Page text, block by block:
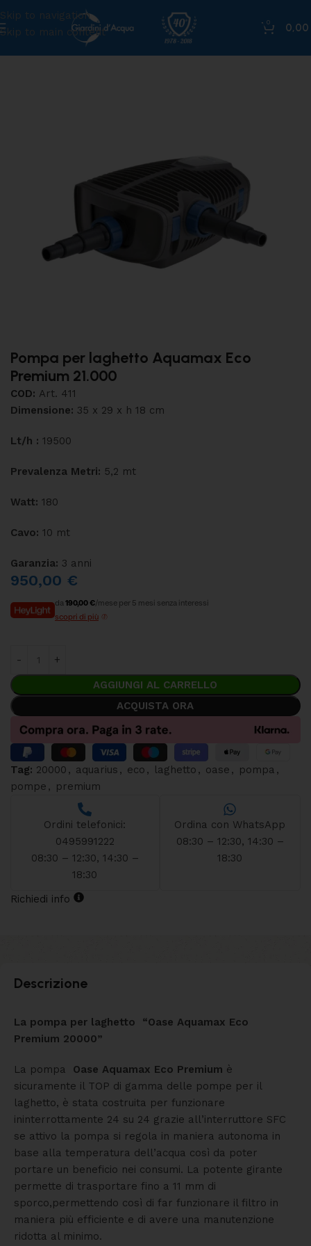
Skip to navigation
Skip to main content
0
0,00
Pompa per laghetto Aquamax Eco
Premium 21.000
COD: Art. 411
Dimensione: 35 x 29 x h 18 cm
Lt/h : 19500
Prevalenza Metri: 5,2 mt
Watt: 180
Cavo: 10 mt
Garanzia: 3 anni
950,00 €
da 190,00 €/mese per 5 mesi senza interessi
scopri di più
AGGIUNGI AL CARRELLO
ACQUISTA ORA
Tag: 20000 , aquarius , eco , laghetto , oase , pompa ,
pompe , premium
Ordini telefonici:
0495991222
08:30 – 12:30, 14:30 –
18:30
Ordina con WhatsApp
08:30 – 12:30, 14:30 –
18:30
Richiedi info
Descrizione
La pompa per laghetto “Oase Aquamax Eco
Premium 20000”
La pompa Oase Aquamax Eco Premium è
sicuramente il TOP di gamma delle pompe per il
laghetto, è stata costruita per funzionare
ininterrottamente 24 su 24 grazie all’interruttore SFC
se attivo la pompa si regola in maniera autonoma in
base alla temperatura dell’acqua così da poter
portare un beneficio nei consumi. La potente girante
permette di trasportare fino a 11 mm di
sporco,permettendo così di far funzionare il filtro in
maniera più efficiente e di avere una manutenzione
ridotta al minimo.